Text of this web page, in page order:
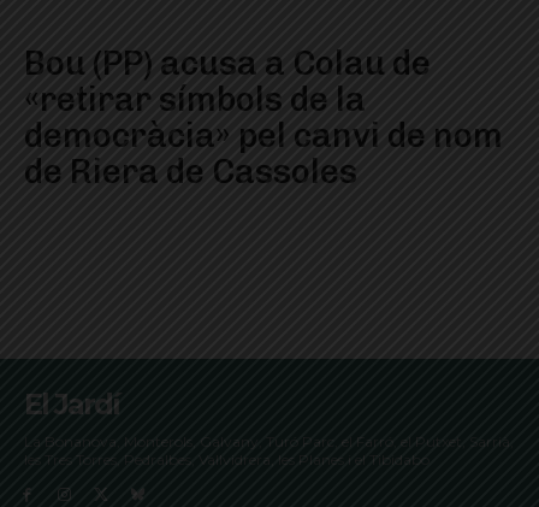
Bou (PP) acusa a Colau de
«retirar símbols de la
democràcia» pel canvi de nom
de Riera de Cassoles
El Jardí
La Bonanova, Monterols, Galvany, Turó Parc, el Farró, el Putxet, Sarrià,
les Tres Torres, Pedralbes, Vallvidrera, les Planes i el Tibidabo